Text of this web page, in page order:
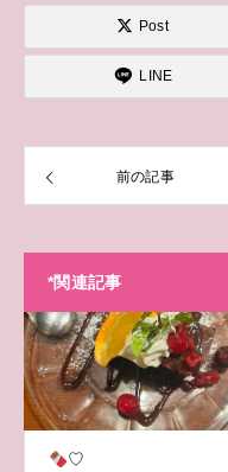
Post
LINE
前の記事
*関連記事
♡